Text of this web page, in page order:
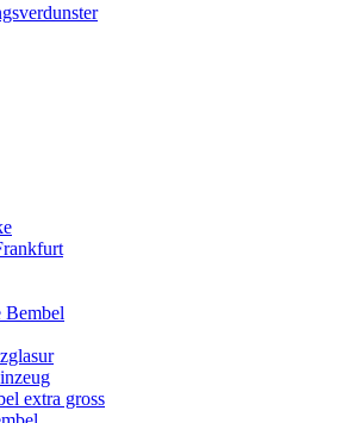
Bembel
extra gross